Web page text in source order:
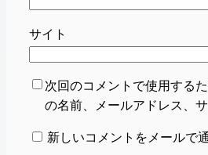
サイト
次回のコメントで使用する
の名前、メールアドレス、サ
新しいコメントをメールで